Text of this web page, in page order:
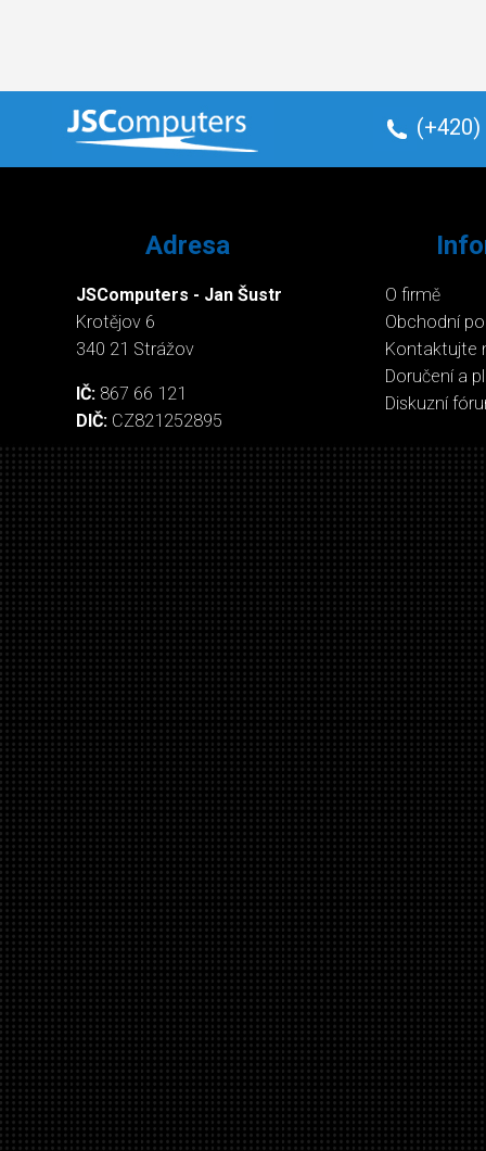
(+420)
Adresa
JSComputers - Jan Šustr
Krotějov 6
340 21 Strážov
IČ: 867 66 121
DIČ: CZ821252895
O firmě
Obchodní
Kontaktujte
Doručení a
Diskuzní